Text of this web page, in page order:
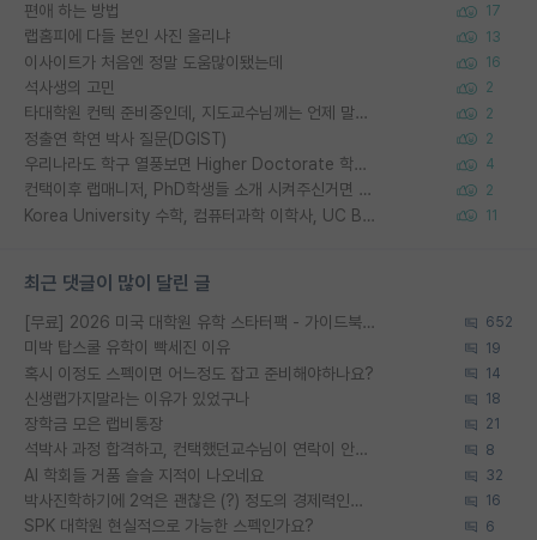
편애 하는 방법 17
랩홈피에 다들 본인 사진 올리냐 13
이사이트가 처음엔 정말 도움많이됐는데 16
석사생의 고민 2
타대학원 컨텍 준비중인데, 지도교수님께는 언제 말씀드려야 할까요? 2
정출연 학연 박사 질문(DGIST) 2
우리나라도 학구 열풍보면 Higher Doctorate 학위가 필요하다고 봅니다. 4
컨택이후 랩매니저, PhD학생들 소개 시켜주신거면 거의 컨펌에 가깝나요? 2
Korea University 수학, 컴퓨터과학 이학사, UC Berkeley 산업공학 대학원 공학박사가 되는 것은 쉽지 않겠죠? 11
최근 댓글이 많이 달린 글
[무료] 2026 미국 대학원 유학 스타터팩 - 가이드북 & 합격자 컨택메일 템플릿 652
미박 탑스쿨 유학이 빡세진 이유 19
혹시 이정도 스펙이면 어느정도 잡고 준비해야하나요? 14
신생랩가지말라는 이유가 있었구나 18
장학금 모은 랩비통장 21
석박사 과정 합격하고, 컨택했던교수님이 연락이 안됩니다... 8
AI 학회들 거품 슬슬 지적이 나오네요 32
박사진학하기에 2억은 괜찮은 (?) 정도의 경제력인가요 16
SPK 대학원 현실적으로 가능한 스펙인가요? 6